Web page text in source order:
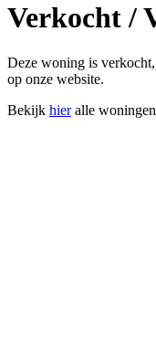
Verkocht /
Deze woning is
op onze website.
Bekijk hieralle